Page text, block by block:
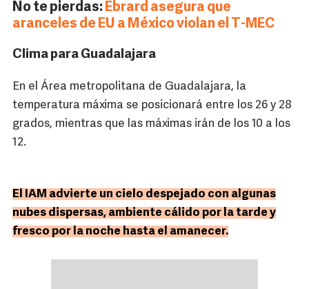
No te pierdas: Ebrard asegura que
aranceles de EU a México violan el T-MEC
Clima para Guadalajara
En el Área metropolitana de Guadalajara, la
temperatura máxima se posicionará entre los 26 y 28
grados, mientras que las máximas irán de los 10 a los
12.
El IAM advierte un cielo despejado con algunas
nubes dispersas, ambiente cálido por la tarde y
fresco por la noche hasta el amanecer.